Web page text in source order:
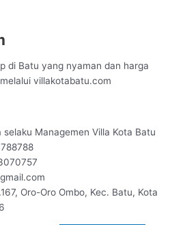
di Batu yang nyaman dan harga
villakotabatu.com
selaku Managemen Villa Kota Batu
Oro-Oro Ombo, Kec. Batu, Kota